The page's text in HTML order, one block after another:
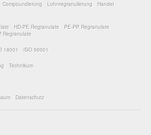
Compoundierung Lohnregranulierung
Handel
HD-PE Regranulate
PE-PP Regranulate
Regranulate
18001 ISO 50001
Technikum
Datenschutz